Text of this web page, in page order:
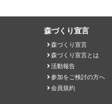
森づくり宣言
森づくり宣言
森づくり宣言とは
活動報告
参加をご検討の方へ
会員規約